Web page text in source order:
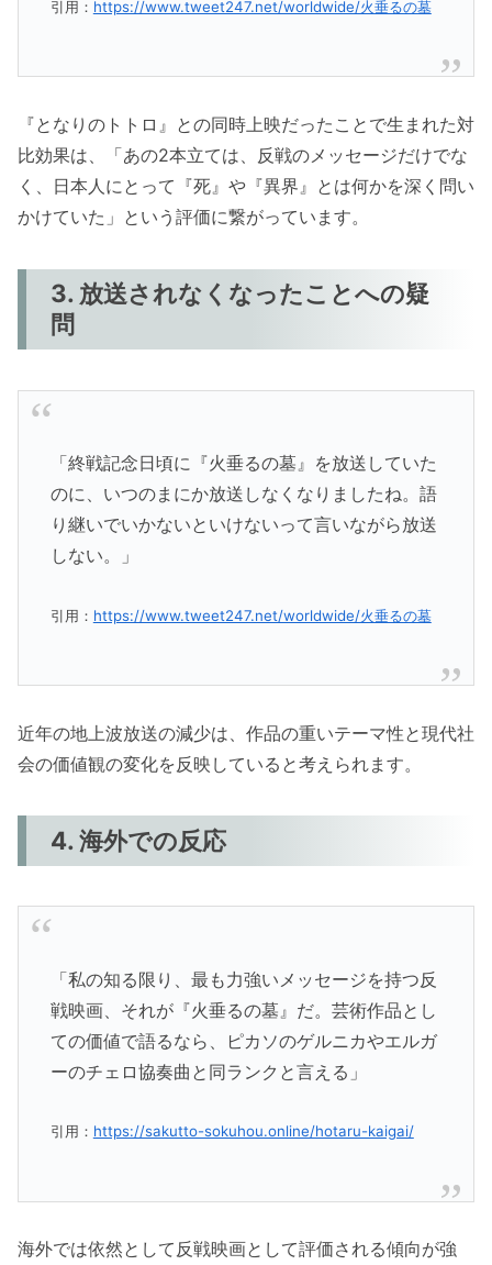
引用： https://www.tweet247.net/worldwide/火垂るの墓
『となりのトトロ』との同時上映だったことで生まれた対
比効果は、「あの2本立ては、反戦のメッセージだけでな
く、日本人にとって『死』や『異界』とは何かを深く問い
かけていた」という評価に繋がっています。
3. 放送されなくなったことへの疑
問
「終戦記念日頃に『火垂るの墓』を放送していた
のに、いつのまにか放送しなくなりましたね。語
り継いでいかないといけないって言いながら放送
しない。」
引用： https://www.tweet247.net/worldwide/火垂るの墓
近年の地上波放送の減少は、作品の重いテーマ性と現代社
会の価値観の変化を反映していると考えられます。
4. 海外での反応
「私の知る限り、最も力強いメッセージを持つ反
戦映画、それが『火垂るの墓』だ。芸術作品とし
ての価値で語るなら、ピカソのゲルニカやエルガ
ーのチェロ協奏曲と同ランクと言える」
引用： https://sakutto-sokuhou.online/hotaru-kaigai/
海外では依然として反戦映画として評価される傾向が強